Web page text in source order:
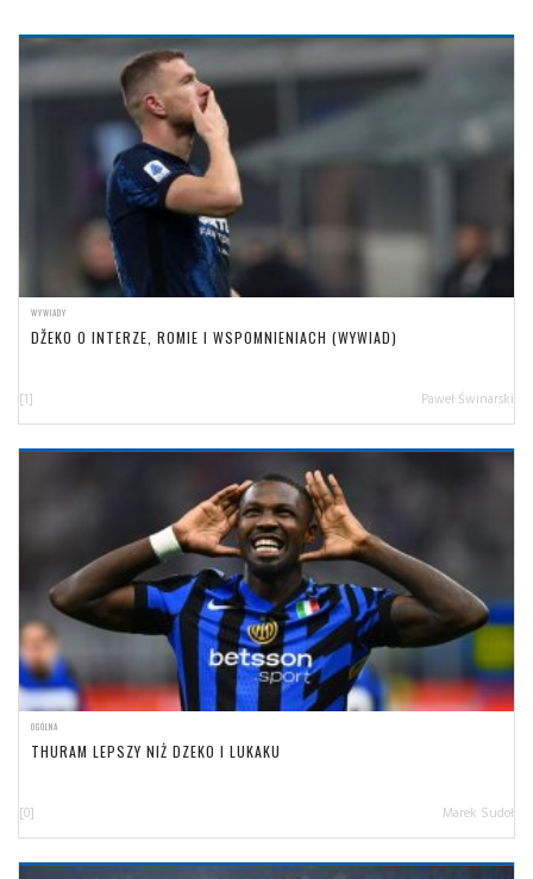
WYWIADY
DŽEKO O INTERZE, ROMIE I WSPOMNIENIACH (WYWIAD)
[1] Paweł Świnarski
OGÓLNA
THURAM LEPSZY NIŻ DZEKO I LUKAKU
[0] Marek Sudoł